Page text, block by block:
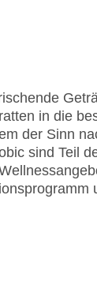
in die
der Sinn
sind Teil